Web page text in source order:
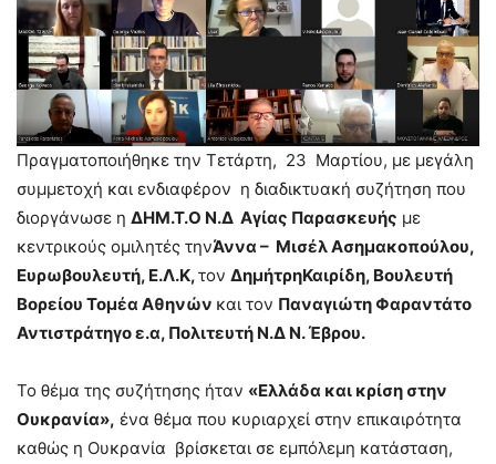
Πραγματοποιήθηκε την Τετάρτη, 23 Μαρτίου, με μεγάλη
συμμετοχή και ενδιαφέρον η διαδικτυακή συζήτηση που
διοργάνωσε η ΔΗΜ.Τ.Ο Ν.Δ Αγίας Παρασκευής με
κεντρικούς ομιλητές τηνΆννα – Μισέλ Ασημακοπούλου,
Ευρωβουλευτή, Ε.Λ.Κ,τον ΔημήτρηΚαιρίδη, Βουλευτή
Βορείου Τομέα Αθηνών και τον Παναγιώτη Φαραντάτο
Αντιστράτηγο ε.α, Πολιτευτή Ν.Δ Ν. Έβρου.
Το θέμα της συζήτησης ήταν «Ελλάδα και κρίση στην
Ουκρανία», ένα θέμα που κυριαρχεί στην επικαιρότητα
καθώς η Ουκρανία βρίσκεται σε εμπόλεμη κατάσταση,